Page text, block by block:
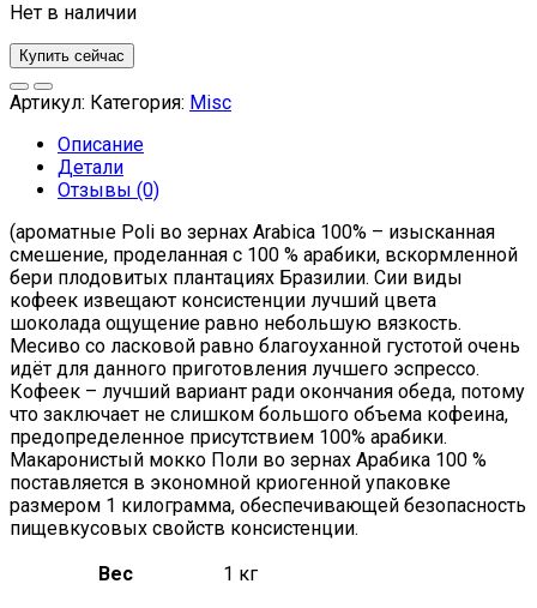
Нет в наличии
Купить сейчас
Артикул: Категория: Misc
Описание
Детали
Отзывы (0)
(ароматные Poli во зернах Arabica 100% – изысканная
смешение, проделанная с 100 % арабики, вскормленной
бери плодовитых плантациях Бразилии. Сии виды
кофеек извещают консистенции лучший цвета
шоколада ощущение равно небольшую вязкость.
Месиво со ласковой равно благоуханной густотой очень
идёт для данного приготовления лучшего эспрессо.
Кофеек – лучший вариант ради окончания обеда, потому
что заключает не слишком большого объема кофеина,
предопределенное присутствием 100% арабики.
Макаронистый мокко Поли во зернах Арабика 100 %
поставляется в экономной криогенной упаковке
размером 1 килограмма, обеспечивающей безопасность
пищевкусовых свойств консистенции.
Вес
1 кг